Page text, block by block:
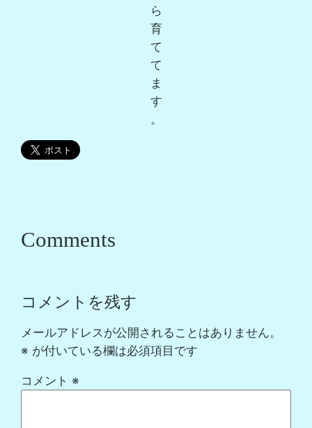
ら
育
て
て
ま
す
。
Comments
コメントを残す
メールアドレスが公開されることはありません。
※ が付いている欄は必須項目です
コメント ※